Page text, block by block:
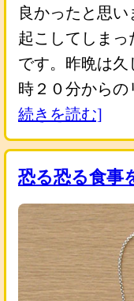
良かったと思
起こしてしま
です。昨晩は久
時２０分からの
続きを読む]
恐る恐る食事